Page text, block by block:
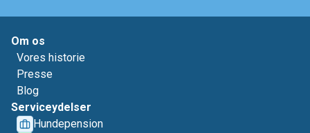
Om os
Vores historie
Presse
Blog
Serviceydelser
Hundepension